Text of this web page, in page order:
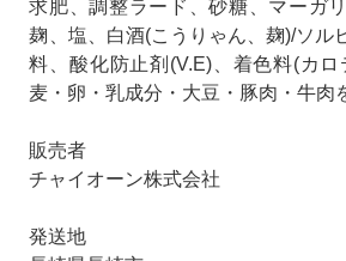
求肥、調整ラード、砂糖、マーガ
麹、塩、白酒(こうりゃん、麹)/ソル
料、酸化防止剤(V.E)、着色料(カ
麦・卵・乳成分・大豆・豚肉・牛肉
販売者
チャイオーン株式会社
発送地